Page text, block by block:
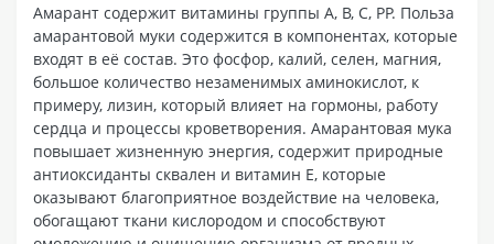
Амарант содержит витамины группы А, В, С, РР. Польза
амарантовой муки содержится в компонентах, которые
входят в её состав. Это фосфор, калий, селен, магния,
большое количество незаменимых аминокислот, к
примеру, лизин, который влияет на гормоны, работу
сердца и процессы кроветворения. Амарантовая мука
повышает жизненную энергия, содержит природные
антиоксиданты сквален и витамин Е, которые
оказывают благоприятное воздействие на человека,
обогащают ткани кислородом и способствуют